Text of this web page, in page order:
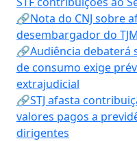
🔗Nota do CNJ sobre
desembargador do
🔗Audiência debaterá
de consumo exige
extrajudicial
🔗STJ afasta
valores pagos a
dirigentes